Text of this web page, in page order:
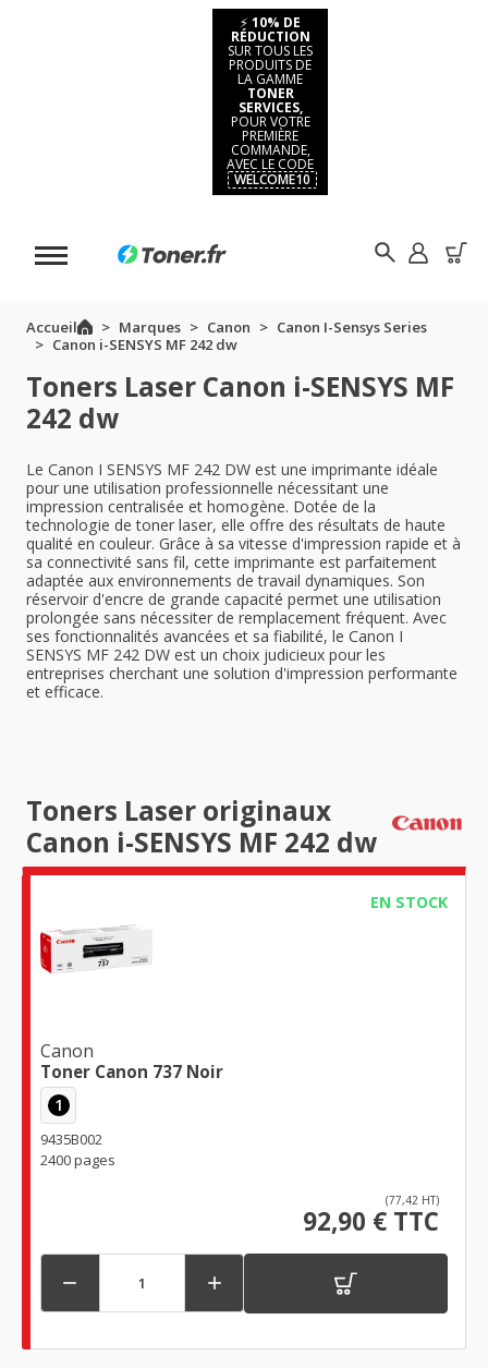
⚡ 10% DE
RÉDUCTION
SUR TOUS LES
PRODUITS DE
LA GAMME
TONER
SERVICES,
POUR VOTRE
PREMIÈRE
COMMANDE,
AVEC LE CODE
WELCOME10
Accueil Marques Canon
Canon I-Sensys Series
Canon i-SENSYS MF 242 dw
Toners Laser Canon i-SENSYS MF
242 dw
Le Canon I SENSYS MF 242 DW est une imprimante idéale
pour une utilisation professionnelle nécessitant une
impression centralisée et homogène. Dotée de la
technologie de toner laser, elle offre des résultats de haute
qualité en couleur. Grâce à sa vitesse d'impression rapide et à
sa connectivité sans fil, cette imprimante est parfaitement
adaptée aux environnements de travail dynamiques. Son
réservoir d'encre de grande capacité permet une utilisation
prolongée sans nécessiter de remplacement fréquent. Avec
ses fonctionnalités avancées et sa fiabilité, le Canon I
SENSYS MF 242 DW est un choix judicieux pour les
entreprises cherchant une solution d'impression performante
et efficace.
Toners Laser originaux
Canon i-SENSYS MF 242 dw
EN STOCK
Canon
Toner Canon 737 Noir
1
9435B002
2400 pages
(77,42 HT)
92,90 € TTC
 